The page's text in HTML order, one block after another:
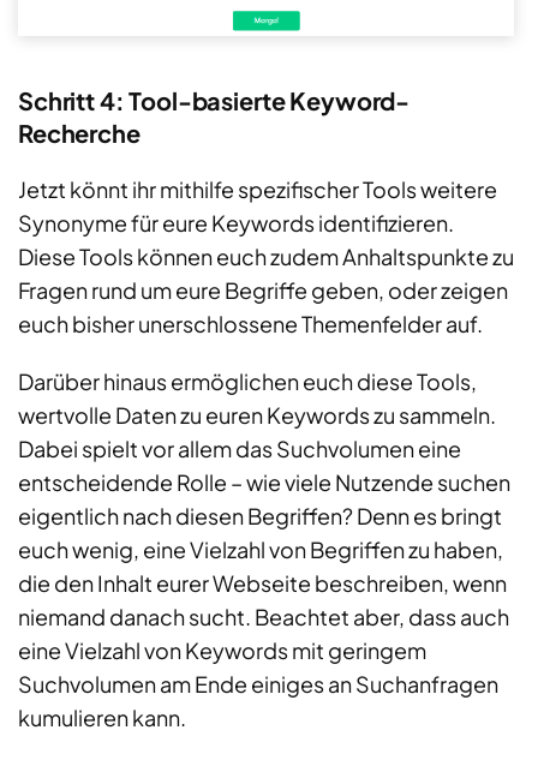
Schritt 4: Tool-basierte Keyword-
Recherche
Jetzt könnt ihr mithilfe spezifischer Tools weitere
Synonyme für eure Keywords identifizieren.
Diese Tools können euch zudem Anhaltspunkte zu
Fragen rund um eure Begriffe geben, oder zeigen
euch bisher unerschlossene Themenfelder auf.
Darüber hinaus ermöglichen euch diese Tools,
wertvolle Daten zu euren Keywords zu sammeln.
Dabei spielt vor allem das Suchvolumen eine
entscheidende Rolle – wie viele Nutzende suchen
eigentlich nach diesen Begriffen? Denn es bringt
euch wenig, eine Vielzahl von Begriffen zu haben,
die den Inhalt eurer Webseite beschreiben, wenn
niemand danach sucht. Beachtet aber, dass auch
eine Vielzahl von Keywords mit geringem
Suchvolumen am Ende einiges an Suchanfragen
kumulieren kann.